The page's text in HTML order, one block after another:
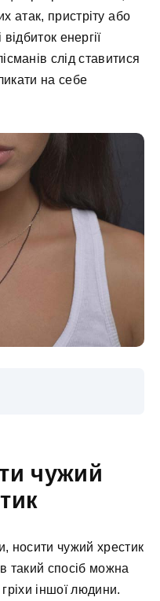
атак, пристріту або
енергії
слід ставитися
на себе
чужий
носити чужий хрестик
такий спосіб можна
іншої людини.